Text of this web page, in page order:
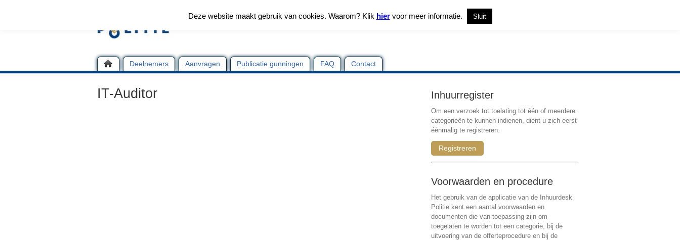
Deelnemers Aanvragen Publicatie gunningen FAQ Contact
IT-Auditor Inhuurregister
Om een verzoek tot toelating tot één of meerdere
categorieën te kunnen indienen, dient u zich eerst
éénmalig te registreren.
Registreren
Voorwaarden en procedure
Het gebruik van de applicatie van de Inhuurdesk
Politie kent een aantal voorwaarden en
documenten die van toepassing zijn om
toegelaten te worden tot een categorie, bij de
uitvoering van de offerteprocedure en bij de
Deze website maakt gebruik van cookies. Waarom? Klik hiervoor meer informatie. Sluit